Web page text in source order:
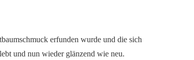
erfunden wurde und die sich
und nun wieder glänzend wie neu.